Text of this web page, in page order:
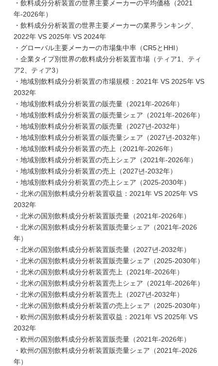
・飲料成分分析装置の世界主要メーカーの平均価格（2021
年-2026年）
・飲料成分分析装置の世界主要メーカーの業界ランキング、
2022年 VS 2025年 VS 2024年
・グローバル主要メーカーの市場集中率（CR5とHHI）
・企業タイプ別世界の飲料成分分析装置市場（ティア1、ティ
ア2、ティア3）
・地域別飲料成分分析装置の市場規模：2021年 VS 2025年 VS
2032年
・地域別飲料成分分析装置の販売量（2021年-2026年）
・地域別飲料成分分析装置の販売量シェア（2021年-2026年）
・地域別飲料成分分析装置の販売量（2027년-2032年）
・地域別飲料成分分析装置の販売量シェア（2027년-2032年）
・地域別飲料成分分析装置の売上（2021年-2026年）
・地域別飲料成分分析装置の売上シェア（2021年-2026年）
・地域別飲料成分分析装置の売上（2027년-2032年）
・地域別飲料成分分析装置の売上シェア（2025-2030年）
・北米の国別飲料成分分析装置収益：2021年 VS 2025年 VS
2032年
・北米の国別飲料成分分析装置販売量（2021年-2026年）
・北米の国別飲料成分分析装置販売量シェア（2021年-2026
年）
・北米の国別飲料成分分析装置販売量（2027년-2032年）
・北米の国別飲料成分分析装置販売量シェア（2025-2030年）
・北米の国別飲料成分分析装置売上（2021年-2026年）
・北米の国別飲料成分分析装置売上シェア（2021年-2026年）
・北米の国別飲料成分分析装置売上（2027년-2032年）
・北米の国別飲料成分分析装置の売上シェア（2025-2030年）
・欧州の国別飲料成分分析装置収益：2021年 VS 2025年 VS
2032年
・欧州の国別飲料成分分析装置販売量（2021年-2026年）
・欧州の国別飲料成分分析装置販売量シェア（2021年-2026
年）